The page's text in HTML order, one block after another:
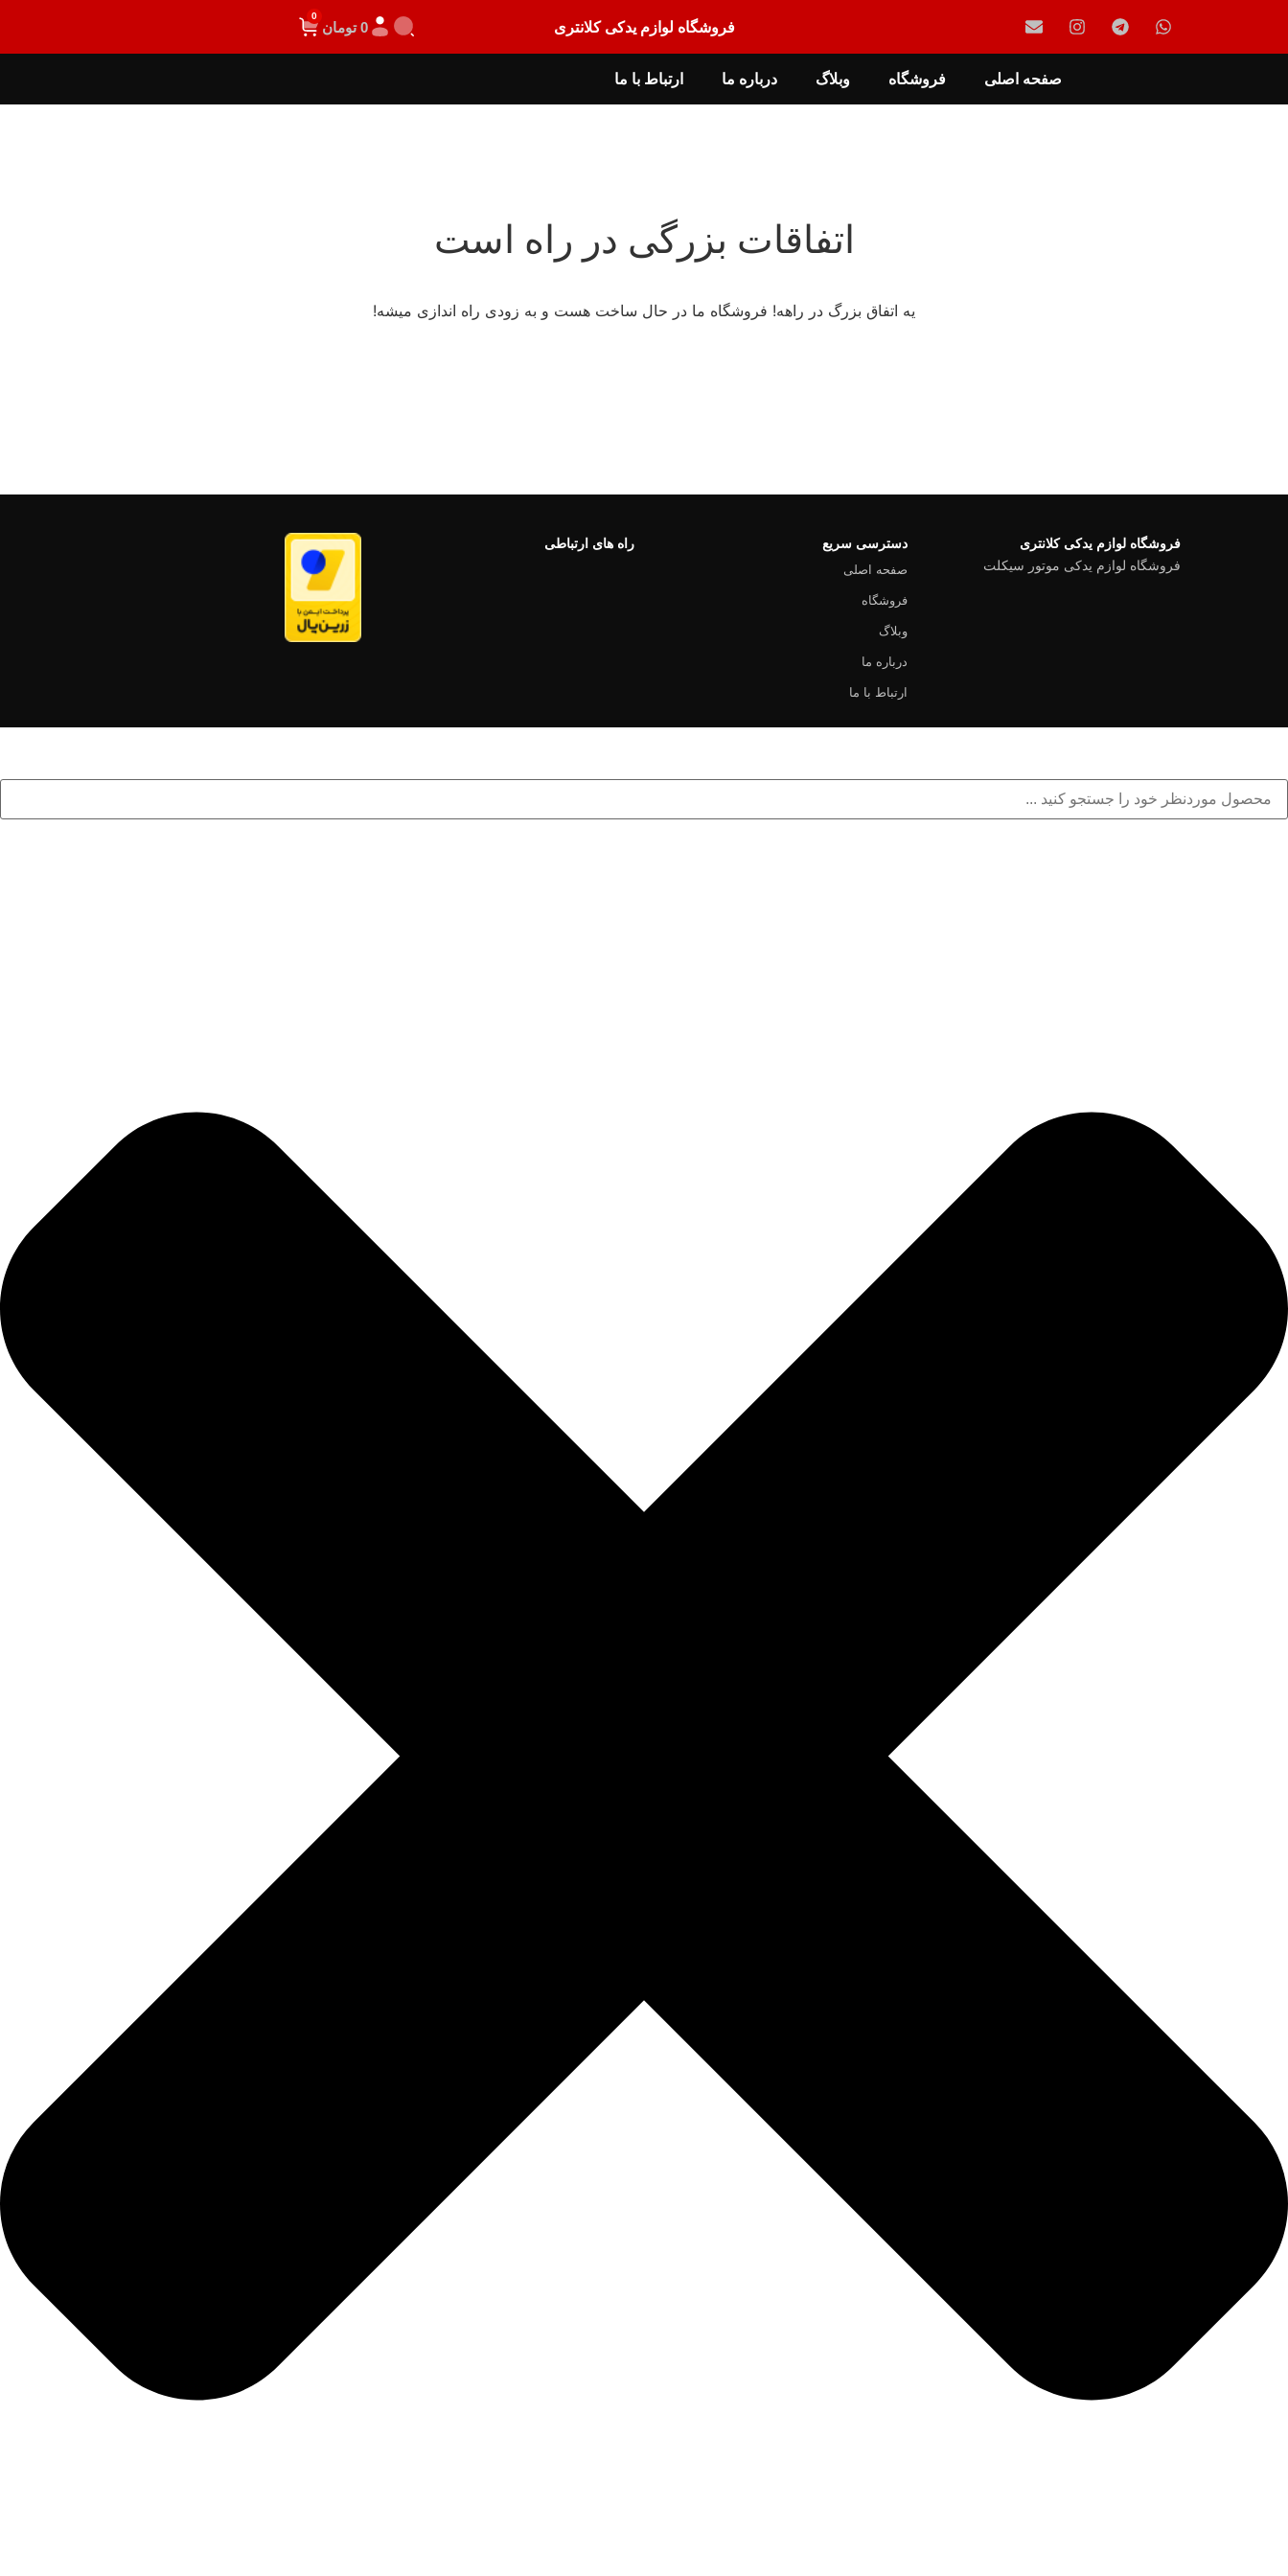
فروشگاه لوازم یدکی کلانتری 0 تومان
0
صفحه اصلی فروشگاه وبلاگ درباره ما ارتباط با ما
اتفاقات بزرگی در راه است
یه اتفاق بزرگ در راهه! فروشگاه ما در حال ساخت هست و به زودی راه اندازی میشه!
فروشگاه لوازم یدکی کلانتری
فروشگاه لوازم یدکی موتور سیکلت
دسترسی سریع
صفحه اصلی
فروشگاه
وبلاگ
درباره ما
ارتباط با ما
راه های ارتباطی